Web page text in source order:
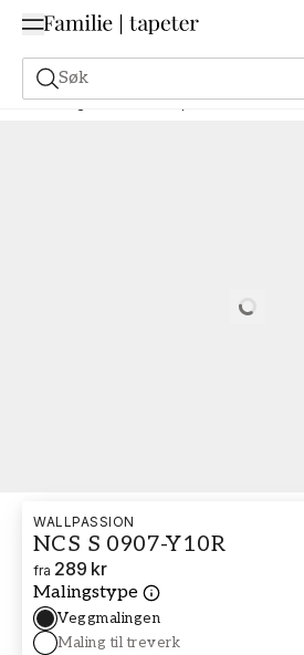
Søk
Maling Bestill basert på NCS Bestill
WALLPASSION
NCS S 0907-Y10R
fra 289 kr
Malingstype
Veggmalingen
Maling til treverk